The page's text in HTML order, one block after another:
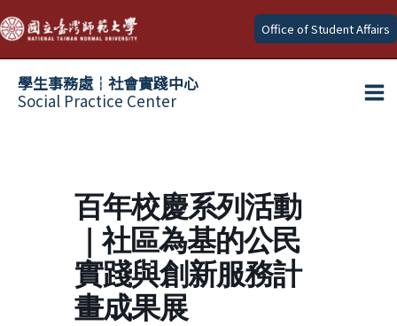
Skip
to
content
Office of Student Affairs
學生事務處┆社會實踐中心
Social Practice Center
百年校慶系列活動
｜社區為基的公民
實踐與創新服務計
畫成果展